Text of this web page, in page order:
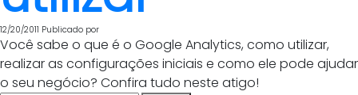
12/20/2011 Publicado por
Você sabe o que é o Google Analytics, como utilizar,
realizar as configurações iniciais e como ele pode ajudar
o seu negócio? Confira tudo neste atigo!